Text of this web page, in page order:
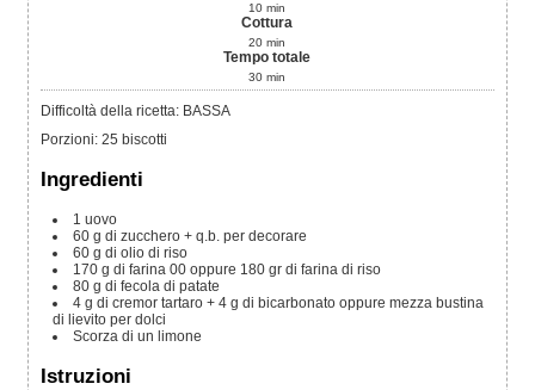
10 min
Cottura
20 min
Tempo totale
30 min
Difficoltà della ricetta: BASSA
Porzioni:25 biscotti
Ingredienti
1 uovo
60 g di zucchero + q.b. per decorare
60 g di olio di riso
170 g di farina 00 oppure 180 gr di farina di riso
80 g di fecola di patate
4 g di cremor tartaro + 4 g di bicarbonato oppure mezza bustina
di lievito per dolci
Scorza di un limone
Istruzioni